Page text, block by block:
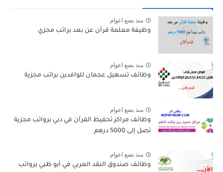
منذ بضع اعوام
وظيفة معلمة قرآن عن بعد براتب مجزي
منذ بضع اعوام
وظائف تسهيل عجمان للوافدين براتب مجزية
منذ بضع اعوام
وظائف مراكز تحفيظ القرآن في دبي برواتب مجزية
تصل إلى 5000 درهم
منذ بضع اعوام
وظائف صندوق النقد العربي في أبو ظبي برواتب